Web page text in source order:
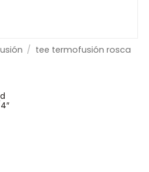
/ tee termofusión rosca